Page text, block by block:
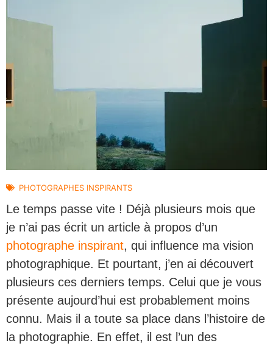
PHOTOGRAPHES INSPIRANTS
Le temps passe vite ! Déjà plusieurs mois que
je n’ai pas écrit un article à propos d’un
photographe inspirant, qui influence ma vision
photographique. Et pourtant, j’en ai découvert
plusieurs ces derniers temps. Celui que je vous
présente aujourd’hui est probablement moins
connu. Mais il a toute sa place dans l’histoire de
la photographie. En effet, il est l’un des